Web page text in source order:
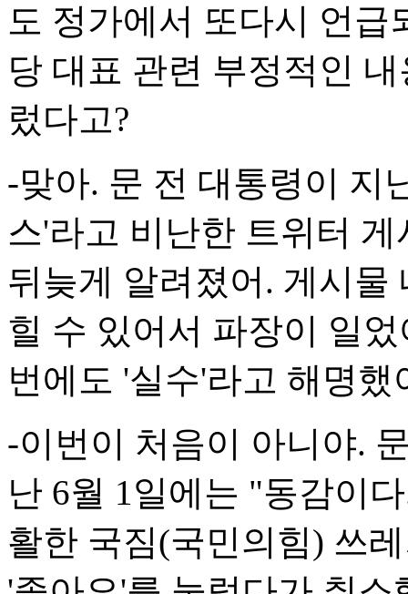
도 정가에서 또다시 언급
당 대표 관련 부정적인
렀다고?
-맞아. 문 전 대통령이 지
스'라고 비난한 트위터
뒤늦게 알려졌어. 게시물
힐 수 있어서 파장이 일
번에도 '실수'라고 해명했
-이번이 처음이 아니야.
난 6월 1일에는 "동감이
활한 국짐(국민의힘) 쓰